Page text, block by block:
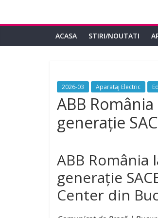
ACASA STIRI/NOUTATI
2026-03 Aparataj Electric
ABB
generație
ABB
generație
Center din